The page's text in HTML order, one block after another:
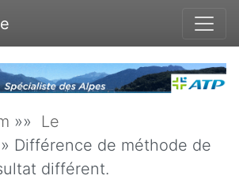
»» Le
Différence de méthode de
différent.